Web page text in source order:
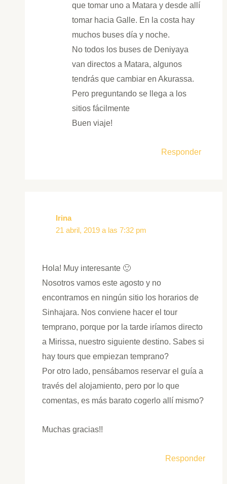
que tomar uno a Matara y desde allí
tomar hacia Galle. En la costa hay
muchos buses día y noche.
No todos los buses de Deniyaya
van directos a Matara, algunos
tendrás que cambiar en Akurassa.
Pero preguntando se llega a los
sitios fácilmente
Buen viaje!
Responder
Irina
21 abril, 2019 a las 7:32 pm
Hola! Muy interesante 🙂
Nosotros vamos este agosto y no
encontramos en ningún sitio los horarios de
Sinhajara. Nos conviene hacer el tour
temprano, porque por la tarde iríamos directo
a Mirissa, nuestro siguiente destino. Sabes si
hay tours que empiezan temprano?
Por otro lado, pensábamos reservar el guía a
través del alojamiento, pero por lo que
comentas, es más barato cogerlo allí mismo?
Muchas gracias!!
Responder